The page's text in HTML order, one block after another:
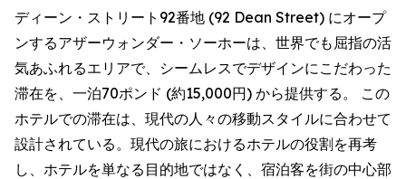
ディーン・ストリート92番地 (92 Dean Street) にオープ
ンするアザーウォンダー・ソーホーは、世界でも屈指の活
気あふれるエリアで、シームレスでデザインにこだわった
滞在を、一泊70ポンド (約15,000円) から提供する。 この
ホテルでの滞在は、現代の人々の移動スタイルに合わせて
設計されている。現代の旅におけるホテルの役割を再考
し、ホテルを単なる目的地ではなく、宿泊客を街の中心部